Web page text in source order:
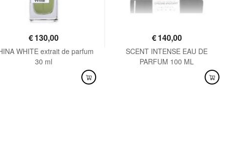
€130,00
WHITE extrait de parfum
30 ml
€140,00
SCENT INTENSE EAU DE
PARFUM 100 ML